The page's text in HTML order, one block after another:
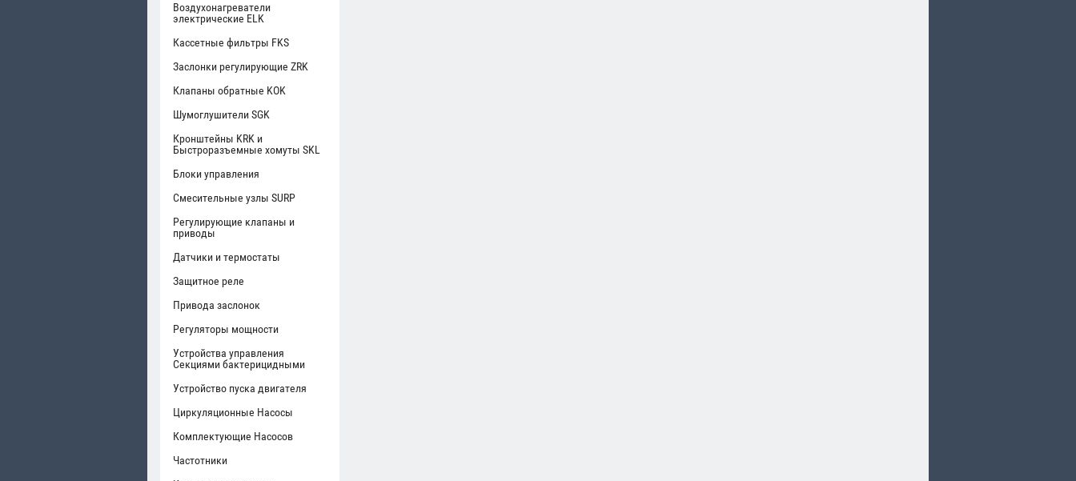
Воздухонагреватели
электрические ELK
Кассетные фильтры FKS
Заслонки регулирующие ZRK
Клапаны обратные KOK
Шумоглушители SGK
Кронштейны KRK и
Быстроразъемные хомуты SKL
Блоки управления
Смесительные узлы SURP
Регулирующие клапаны и
приводы
Датчики и термостаты
Защитное реле
Привода заслонок
Регуляторы мощности
Устройства управления
Секциями бактерицидными
Устройство пуска двигателя
Циркуляционные Насосы
Комплектующие Насосов
Частотники